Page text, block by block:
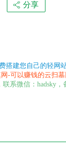
分享
搭建您自己的轻网
-可以赚钱的云扫墓
系微信：hadsky，